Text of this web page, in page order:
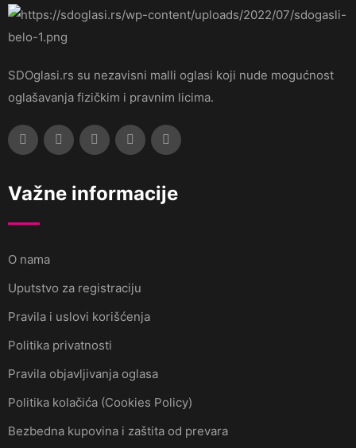
SDOglasi.rs su nezavisni malli oglasi koji nude mogućnost
oglašavanja fizičkim i pravnim licima.
Važne informacije
O nama
Uputstvo za registraciju
Pravila i uslovi korišćenja
Politika privatnosti
Pravila objavljivanja oglasa
Politika kolačića (Cookies Policy)
Bezbedna kupovina i zaštita od prevara